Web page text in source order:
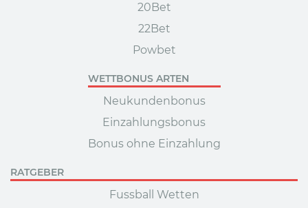
20Bet
22Bet
Powbet
WETTBONUS ARTEN
Neukundenbonus
Einzahlungsbonus
Bonus ohne Einzahlung
RATGEBER
Fussball Wetten